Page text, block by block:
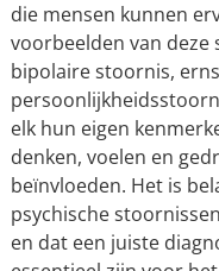
die mensen kunnen
voorbeelden van
bipolaire stoornis,
elk hun eigen
denken, voelen en
beïnvloeden. Het is
psychische
en dat een juiste